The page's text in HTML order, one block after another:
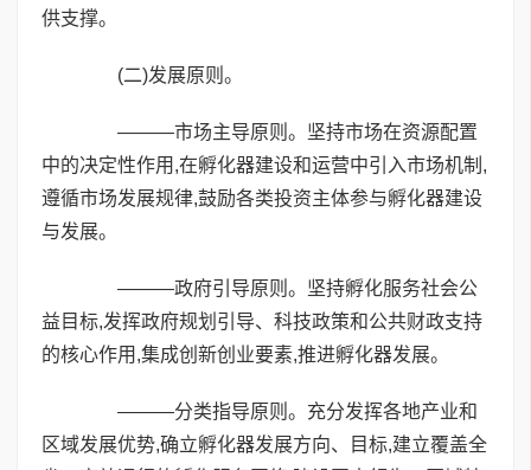
供支撑。
(二)发展原则。
———市场主导原则。坚持市场在资源配置
中的决定性作用,在孵化器建设和运营中引入市场机制,
遵循市场发展规律,鼓励各类投资主体参与孵化器建设
与发展。
———政府引导原则。坚持孵化服务社会公
益目标,发挥政府规划引导、科技政策和公共财政支持
的核心作用,集成创新创业要素,推进孵化器发展。
———分类指导原则。充分发挥各地产业和
区域发展优势,确立孵化器发展方向、目标,建立覆盖全